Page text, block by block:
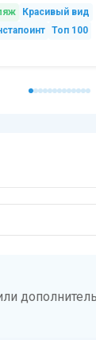
Красивый вид
Топ 100